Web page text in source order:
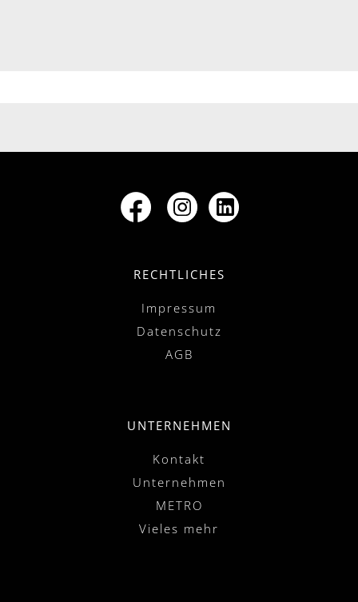
RECHTLICHES
Impressum
Datenschutz
AGB
UNTERNEHMEN
Kontakt
Unternehmen
METRO
Vieles mehr